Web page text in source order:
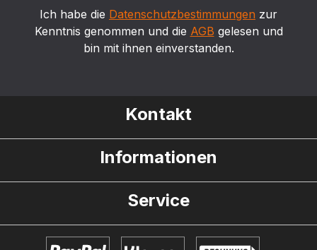
Ich habe die Datenschutzbestimmungen zur
Kenntnis genommen und die AGB gelesen und
bin mit ihnen einverstanden.
Kontakt
Informationen
Service